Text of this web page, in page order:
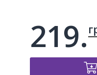
219.